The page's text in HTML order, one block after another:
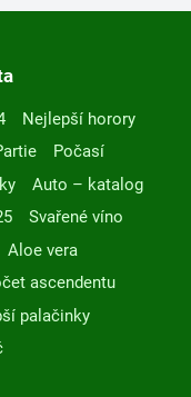
Nejlepší horory
Počasí
Auto – katalog
Svařené víno
Aloe vera
ascendentu
palačinky